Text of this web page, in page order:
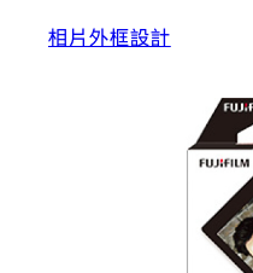
相片外框設計